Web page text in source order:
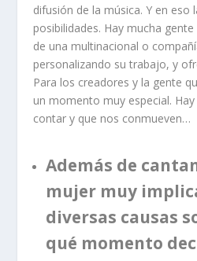
difusión de la música. Y en eso
posibilidades. Hay mucha
de una multinacional o
personalizando su trabajo, y
Para los creadores y la gente
un momento muy especial.
contar y que nos conmueven…
Además de
mujer muy
diversas causas
qué momento